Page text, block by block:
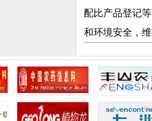
配比产品登记
和环境安全，